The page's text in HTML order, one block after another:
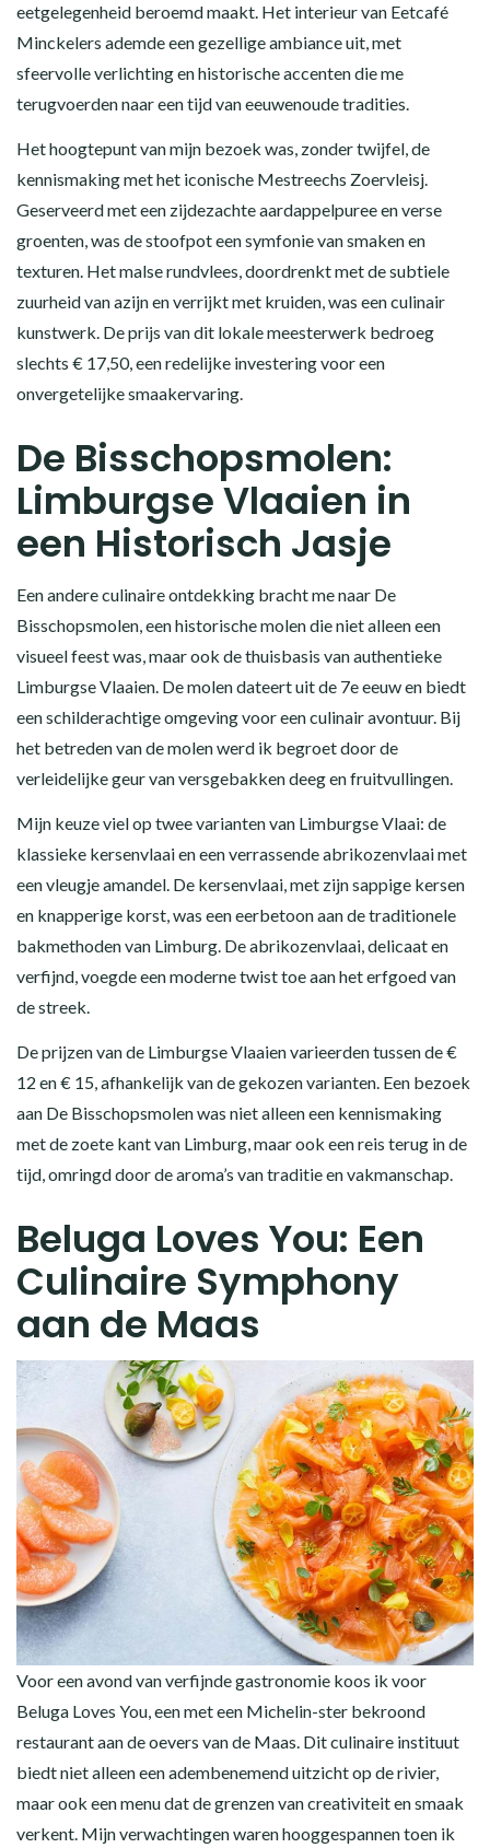
eetgelegenheid beroemd maakt. Het interieur van Eetcafé
Minckelers ademde een gezellige ambiance uit, met
sfeervolle verlichting en historische accenten die me
terugvoerden naar een tijd van eeuwenoude tradities.
Het hoogtepunt van mijn bezoek was, zonder twijfel, de
kennismaking met het iconische Mestreechs Zoervleisj.
Geserveerd met een zijdezachte aardappelpuree en verse
groenten, was de stoofpot een symfonie van smaken en
texturen. Het malse rundvlees, doordrenkt met de subtiele
zuurheid van azijn en verrijkt met kruiden, was een culinair
kunstwerk. De prijs van dit lokale meesterwerk bedroeg
slechts € 17,50, een redelijke investering voor een
onvergetelijke smaakervaring.
De Bisschopsmolen:
Limburgse Vlaaien in
een Historisch Jasje
Een andere culinaire ontdekking bracht me naar De
Bisschopsmolen, een historische molen die niet alleen een
visueel feest was, maar ook de thuisbasis van authentieke
Limburgse Vlaaien. De molen dateert uit de 7e eeuw en biedt
een schilderachtige omgeving voor een culinair avontuur. Bij
het betreden van de molen werd ik begroet door de
verleidelijke geur van versgebakken deeg en fruitvullingen.
Mijn keuze viel op twee varianten van Limburgse Vlaai: de
klassieke kersenvlaai en een verrassende abrikozenvlaai met
een vleugje amandel. De kersenvlaai, met zijn sappige kersen
en knapperige korst, was een eerbetoon aan de traditionele
bakmethoden van Limburg. De abrikozenvlaai, delicaat en
verfijnd, voegde een moderne twist toe aan het erfgoed van
de streek.
De prijzen van de Limburgse Vlaaien varieerden tussen de €
12 en € 15, afhankelijk van de gekozen varianten. Een bezoek
aan De Bisschopsmolen was niet alleen een kennismaking
met de zoete kant van Limburg, maar ook een reis terug in de
tijd, omringd door de aroma’s van traditie en vakmanschap.
Beluga Loves You: Een
Culinaire Symphony
aan de Maas
Voor een avond van verfijnde gastronomie koos ik voor
Beluga Loves You, een met een Michelin-ster bekroond
restaurant aan de oevers van de Maas. Dit culinaire instituut
biedt niet alleen een adembenemend uitzicht op de rivier,
maar ook een menu dat de grenzen van creativiteit en smaak
verkent. Mijn verwachtingen waren hooggespannen toen ik